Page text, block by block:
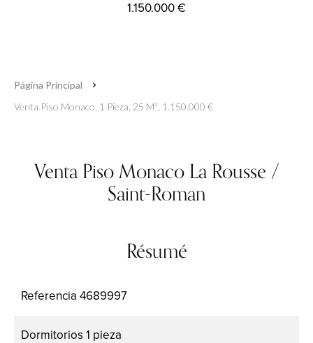
1.150.000 €
Página Principal
Venta Piso Monaco, 1 Pieza, 25 M², 1.150.000 €
Venta Piso Monaco La Rousse /
Saint-Roman
Résumé
Referencia 4689997
Dormitorios 1 pieza